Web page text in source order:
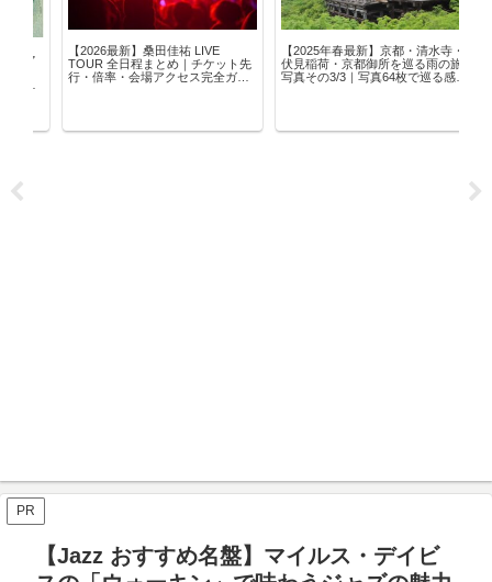
【2026最新】桑田佳祐 LIVE
TOUR 全日程まとめ｜チケット先
行・倍率・会場アクセス完全ガイ
【2025年春最新】京都・清水寺・
伏見稲荷・京都御所を巡る雨の旅
写真その3/3｜写真64枚で巡る感動
PR
【Jazz おすすめ名盤】マイルス・デイビ